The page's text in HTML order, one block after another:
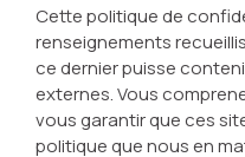
Cette politique de
renseignements
ce dernier puisse
externes. Vous
vous garantir que ces
politique que nous en